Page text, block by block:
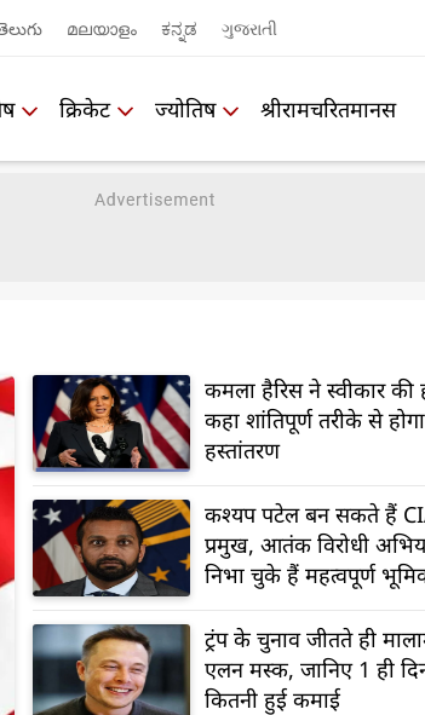
മലയാളം ಕನ್ನಡ ગુજરાતી
क्रिकेट ज्योतिष श्रीरामचरितमानस
कमला हैरिस ने स्वीकार की
कहा शांतिपूर्ण तरीके से
हस्तांतरण
कश्यप पटेल बन सकते हैं
प्रमुख, आतंक विरोधी
निभा चुके हैं महत्वपूर्ण
ट्रंप के चुनाव जीतते ही
एलन मस्क, जानिए 1 ही
कितनी हुई कमाई